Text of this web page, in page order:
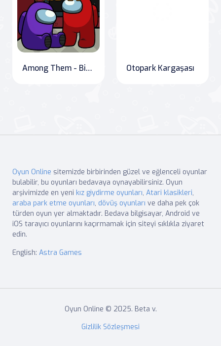
Among Them - Bizi Bulun Otopark Kargaşası
Oyun Online sitemizde birbirinden güzel ve eğlenceli oyunlar
bulabilir, bu oyunları bedavaya oynayabilirsiniz. Oyun
arşivimizde en yeni kız giydirme oyunları, Atari klasikleri,
araba park etme oyunları, dövüş oyunları ve daha pek çok
türden oyun yer almaktadır. Bedava bilgisayar, Android ve
iOS tarayıcı oyunlarını kaçırmamak için siteyi sıklıkla ziyaret
edin.
English: Astra Games
Oyun Online © 2025. Beta v.
Gizlilik Sözleşmesi